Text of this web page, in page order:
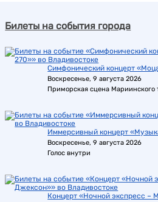
Билеты на события города
Симфонический концерт
Воскресенье, 9 августа 2026
Приморская сцена Мариинского
Иммерсивный концерт
Воскресенье, 9 августа 2026
Голос внутри
Концерт «Ночной экспресс –